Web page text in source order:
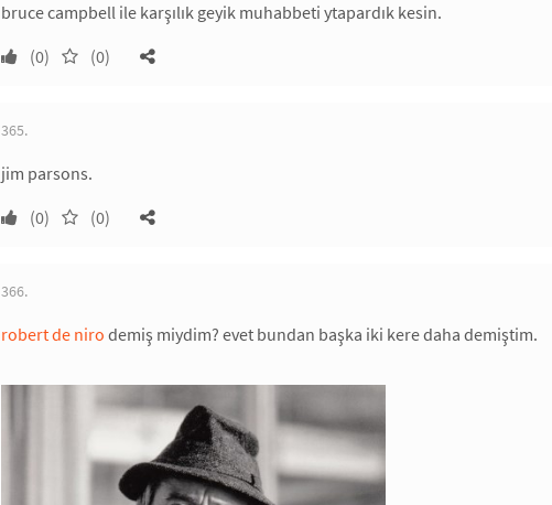
bruce campbell ile karşılık geyik muhabbeti ytapardık kesin.
(0)
(0)
365.
jim parsons.
(0)
(0)
366.
robert de niro demiş miydim? evet bundan başka iki kere daha demiştim.